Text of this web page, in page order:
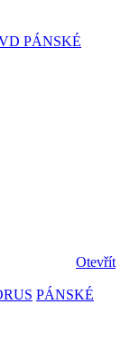
PÁNSKÉ
Otevřít
PÁNSKÉ